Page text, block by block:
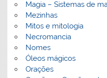
Magia – Sistemas de
Mezinhas
Mitos e mitologia
Necromancia
Nomes
Óleos mágicos
Orações